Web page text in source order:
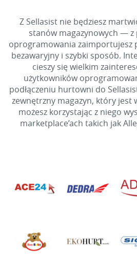
Z Sellasist nie będziesz
stanów magazynowych — z
oprogramowania zaimportujesz
bezawaryjny i szybki sposób.
cieszy się wielkim
użytkowników
podłączeniu hurtowni do
zewnętrzny magazyn, który jest
możesz korzystając z niego
marketplace’ach takich jak